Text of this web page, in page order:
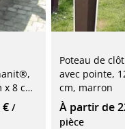
x 8 cm
€ /
Poteau de
avec pointe,
cm, marron
À partir de
pièce